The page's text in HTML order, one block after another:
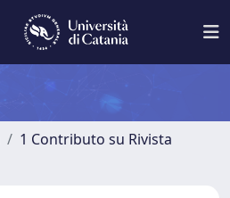
1 Contributo su Rivista